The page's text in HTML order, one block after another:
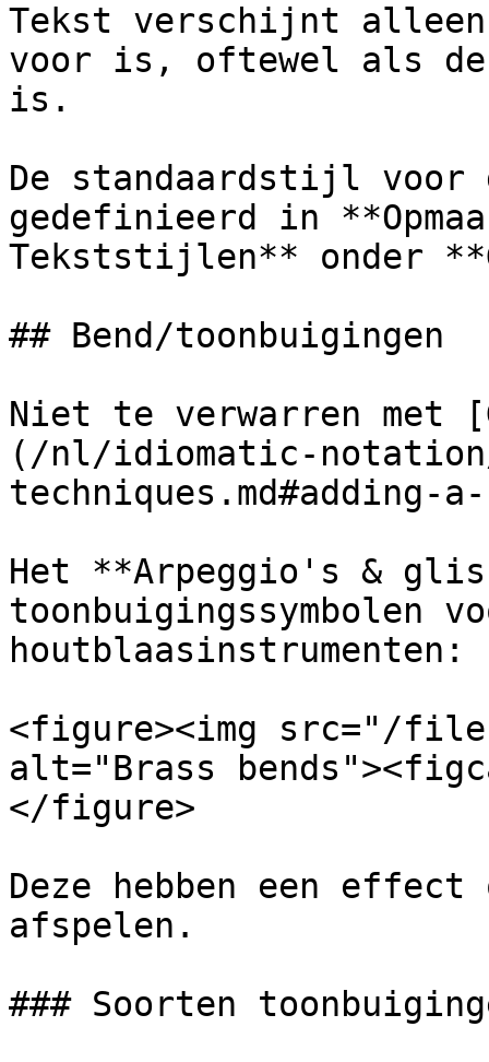
Tekst verschijnt
voor is, oftewel als
is.
De standaardstijl voor
gedefinieerd in
Tekststijlen** onder
## Bend/toonbuigingen
Niet te verwarren met
(/nl/idiomatic-
techniques.md#adding-
Het **Arpeggio's &
toonbuigingssymbolen
houtblaasinstrumenten:
<figure><img src="/files/
alt="Brass
</figure>
Deze hebben een
afspelen.
### Soorten